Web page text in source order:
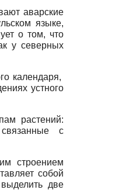
аварские
языке,
о том, что
у северных
календаря,
устного
растений:
связанные с
строением
собой
две